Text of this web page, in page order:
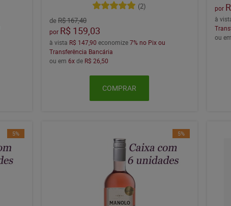
(2)
deR$ 167,40
por R$ 159,03
à vista R$ 147,90 economize7% no Pix ou
Transferência Bancária
ou em6xde R$ 26,50
COMPRAR
por
à
ou
5% 5%